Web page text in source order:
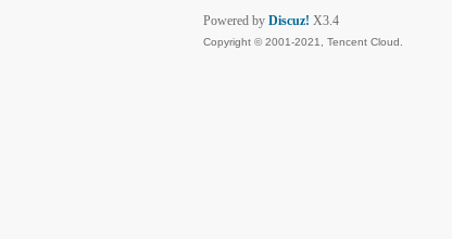
Powered by Discuz! X3.4
Copyright © 2001-2021, Tencent Cloud.